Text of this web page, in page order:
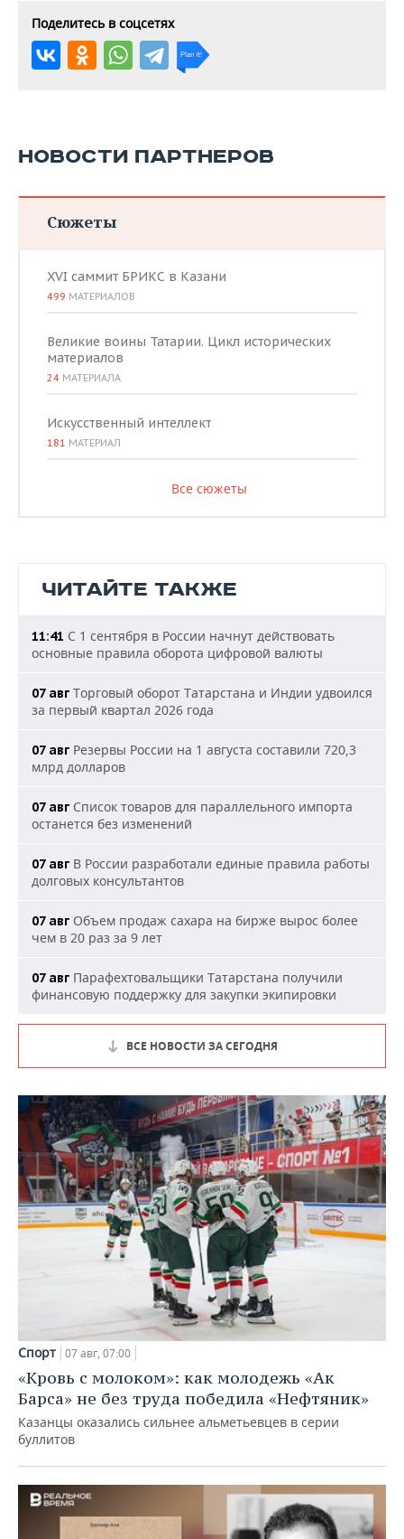
Поделитесь в соцсетях
НОВОСТИ ПАРТНЕРОВ
Сюжеты
XVI саммит БРИКС в Казани
499 МАТЕРИАЛОВ
Великие воины Татарии. Цикл исторических
материалов
24 МАТЕРИАЛА
Искусственный интеллект
181 МАТЕРИАЛ
Все сюжеты
ЧИТАЙТЕ ТАКЖЕ
11:41 С 1 сентября в России начнут действовать
основные правила оборота цифровой валюты
07 авг Торговый оборот Татарстана и Индии удвоился
за первый квартал 2026 года
07 авг Резервы России на 1 августа составили 720,3
млрд долларов
07 авг Список товаров для параллельного импорта
останется без изменений
07 авг В России разработали единые правила работы
долговых консультантов
07 авг Объем продаж сахара на бирже вырос более
чем в 20 раз за 9 лет
07 авг Парафехтовальщики Татарстана получили
финансовую поддержку для закупки экипировки
ВСЕ НОВОСТИ ЗА СЕГОДНЯ
Спорт 07 авг, 07:00
«Кровь с молоком»: как молодежь «Ак
Барса» не без труда победила «Нефтяник»
Казанцы оказались сильнее альметьевцев в серии
буллитов